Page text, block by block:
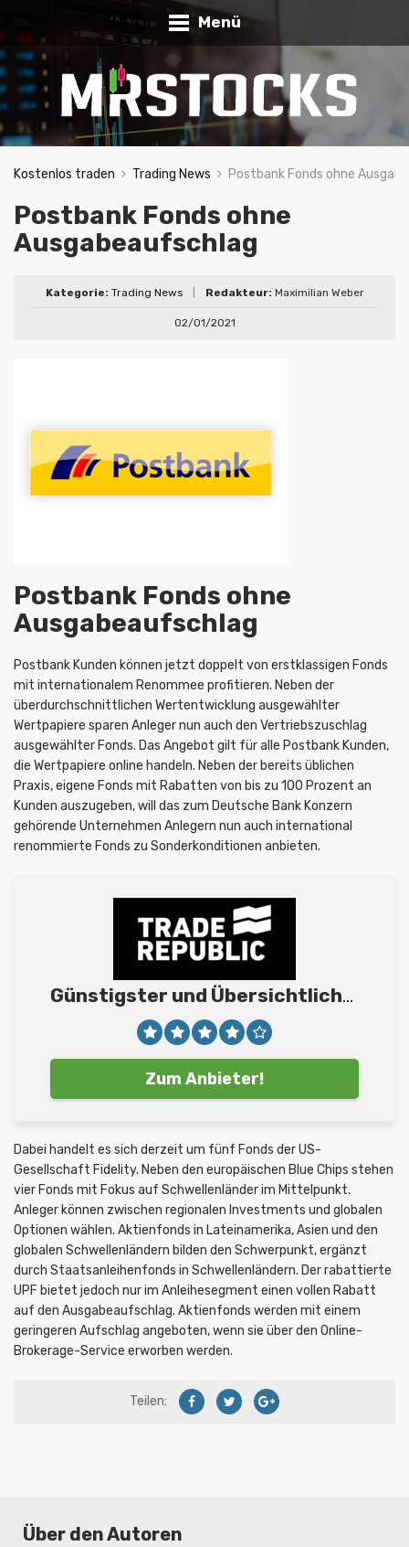
Menü
Kostenlos traden Trading News Postbank Fonds ohne
Postbank Fonds ohne
Ausgabeaufschlag
Kategorie: Trading News Redakteur: Maximilian Weber
02/01/2021
Postbank Fonds ohne
Ausgabeaufschlag
Postbank Kunden können jetzt doppelt von erstklassigen Fonds
mit internationalem Renommee profitieren. Neben der
überdurchschnittlichen Wertentwicklung ausgewählter
Wertpapiere sparen Anleger nun auch den Vertriebszuschlag
ausgewählter Fonds. Das Angebot gilt für alle Postbank Kunden,
die Wertpapiere online handeln. Neben der bereits üblichen
Praxis, eigene Fonds mit Rabatten von bis zu 100 Prozent an
Kunden auszugeben, will das zum Deutsche Bank Konzern
gehörende Unternehmen Anlegern nun auch international
renommierte Fonds zu Sonderkonditionen anbieten.
Günstigster und Übersichtlichster
Zum Anbieter!
Dabei handelt es sich derzeit um fünf Fonds der US-
Gesellschaft Fidelity. Neben den europäischen Blue Chips stehen
vier Fonds mit Fokus auf Schwellenländer im Mittelpunkt.
Anleger können zwischen regionalen Investments und globalen
Optionen wählen. Aktienfonds in Lateinamerika, Asien und den
globalen Schwellenländern bilden den Schwerpunkt, ergänzt
durch Staatsanleihenfonds in Schwellenländern. Der rabattierte
UPF bietet jedoch nur im Anleihesegment einen vollen Rabatt
auf den Ausgabeaufschlag. Aktienfonds werden mit einem
geringeren Aufschlag angeboten, wenn sie über den Online-
Brokerage-Service erworben werden.
Teilen:
Über den Autoren